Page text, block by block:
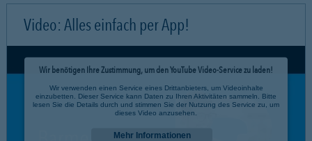
Video: Alles einfach per App!
Wir benötigen Ihre Zustimmung, um den YouTube Video-Service zu laden!
Wir verwenden einen Service eines Drittanbieters, um Videoinhalte
einzubetten. Dieser Service kann Daten zu Ihren Aktivitäten sammeln. Bitte
lesen Sie die Details durch und stimmen Sie der Nutzung des Service zu, um
dieses Video anzusehen.
Mehr Informationen